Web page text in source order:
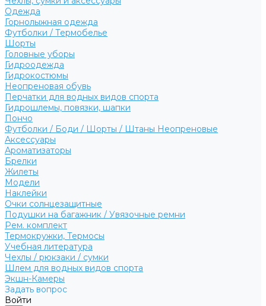
Одежда
Горнолыжная одежда
Футболки / Термобелье
Шорты
Головные уборы
Гидроодежда
Гидрокостюмы
Неопреновая обувь
Перчатки для водных видов спорта
Гидрошлемы, повязки, шапки
Пончо
Футболки / Боди / Шорты / Штаны Неопреновые
Аксессуары
Ароматизаторы
Брелки
Жилеты
Модели
Наклейки
Очки солнцезащитные
Подушки на багажник / Увязочные ремни
Рем. комплект
Термокружки, Термосы
Учебная литература
Чехлы / рюкзаки / сумки
Шлем для водных видов спорта
Экшн-Камеры
Задать вопрос
Войти